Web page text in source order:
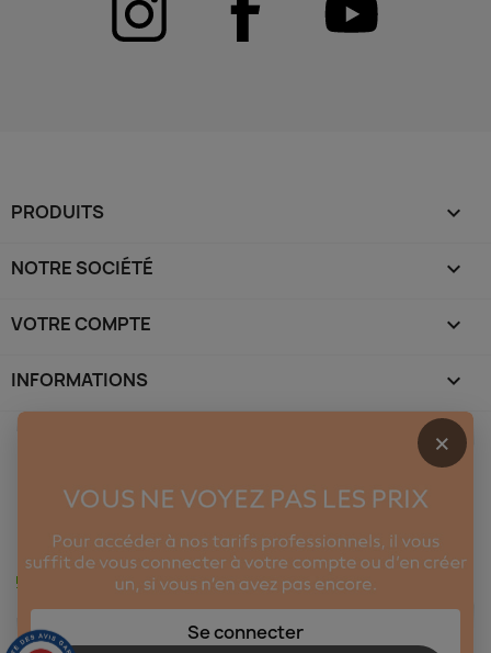
PRODUITS 
NOTRE SOCIÉTÉ 
VOTRE COMPTE 
INFORMATIONS keyboard_arrow_down
×
Se connecter